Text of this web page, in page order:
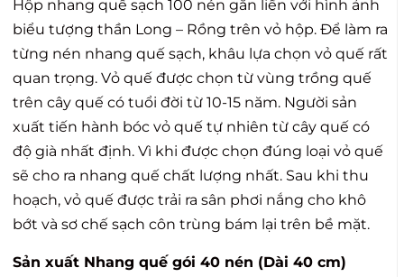
Hộp nhang quế sạch 100 nén gắn liền với hình ảnh
biểu tượng thần Long – Rồng trên vỏ hộp. Để làm ra
từng nén nhang quế sạch, khâu lựa chọn vỏ quế rất
quan trọng. Vỏ quế được chọn từ vùng trồng quế
trên cây quế có tuổi đời từ 10-15 năm. Người sản
xuất tiến hành bóc vỏ quế tự nhiên từ cây quế có
độ già nhất định. Vì khi được chọn đúng loại vỏ quế
sẽ cho ra nhang quế chất lượng nhất. Sau khi thu
hoạch, vỏ quế được trải ra sân phơi nắng cho khô
bớt và sơ chế sạch côn trùng bám lại trên bề mặt.
Sản xuất Nhang quế gói 40 nén (Dài 40 cm)